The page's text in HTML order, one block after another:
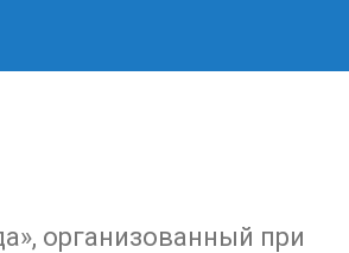
организованный при